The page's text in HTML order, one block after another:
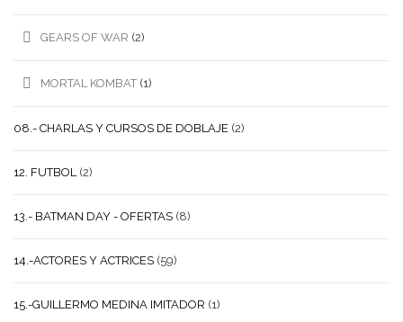
GEARS OF WAR (2)
MORTAL KOMBAT (1)
08.- CHARLAS Y CURSOS DE DOBLAJE (2)
12. FUTBOL (2)
13.- BATMAN DAY - OFERTAS (8)
14.-ACTORES Y ACTRICES (59)
15.-GUILLERMO MEDINA IMITADOR (1)